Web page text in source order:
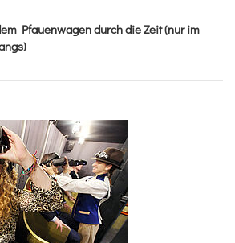
Pfauenwagen durch die Zeit (nur im